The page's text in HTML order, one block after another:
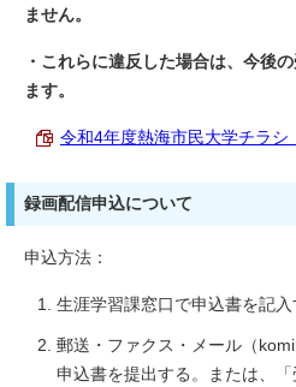
ません。
・これらに違反した場合は、今後
ます。
令和4年度熱海市民大学チラシ
録画配信申込について
申込方法：
生涯学習課窓口で申込書を記入
郵送・ファクス・メール（
申込書を提出する。または、